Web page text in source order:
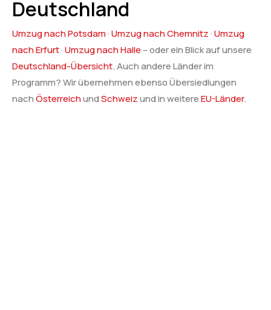
Deutschland
Umzug nach Potsdam·Umzug nach Chemnitz ·Umzug
nach Erfurt·Umzug nach Halle – oder ein Blick auf unsere
Deutschland-Übersicht. Auch andere Länder im
Programm? Wir übernehmen ebenso Übersiedlungen
nachÖsterreichundSchweizund in weitereEU-Länder.